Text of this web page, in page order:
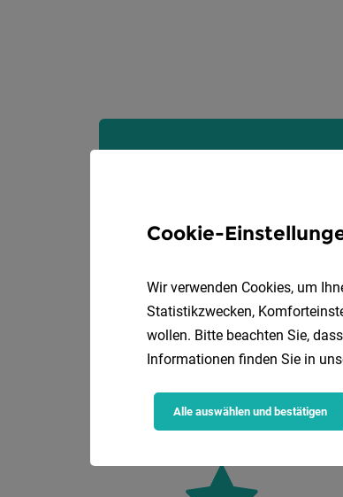
Cookie-
Wir verwenden Cookies, um
Statistikzwecken,
wollen. Bitte beachten Sie,
Informationen finden Sie in
Alle auswählen und bestätigen